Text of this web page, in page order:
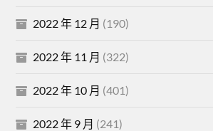
2022 年 12 月 (190)
2022 年 11 月 (322)
2022 年 10 月 (401)
2022 年 9 月 (241)